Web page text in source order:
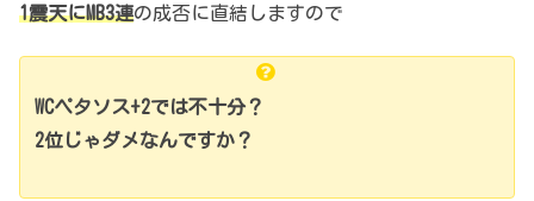
1震天にMB3連の成否に直結しますので
WCペタソス+2では不十分？
2位じゃダメなんですか？